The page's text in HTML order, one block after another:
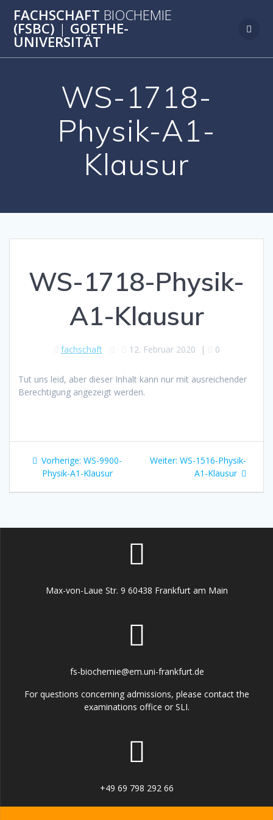
Inhalt
FACHSCHAFT BIOCHEMIE
(FSBC) | GOETHE-
UNIVERSITÄT
WS-1718-
Physik-A1-
Klausur
WS-1718-Physik-
A1-Klausur
fachschaft 12. Februar 2020 | 0
Tut uns leid, aber dieser Inhalt kann nur mit ausreichender
Berechtigung angezeigt werden.
Beitragsnavigation
Vorherige: Vorheriger
Beitrag:
WS-9900-
Physik-A1-Klausur
Weiter: Nächster
Beitrag:
WS-1516-Physik-
A1-Klausur
Max-von-Laue Str. 9 60438 Frankfurt am Main
fs-biochemie@em.uni-frankfurt.de
For questions concerning admissions, please contact the
examinations office or SLI.
+49 69 798 292 66